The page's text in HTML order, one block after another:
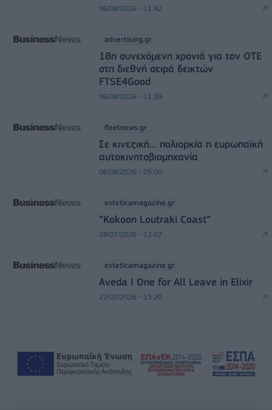
06/08/2026 - 11:42
advertising.gr
18η συνεχόμενη χρονιά για τον ΟΤΕ
στη διεθνή σειρά δεικτών
FTSE4Good
06/08/2026 - 11:39
fleetnews.gr
Σε κινεζική… πολιορκία η ευρωπαϊκή
αυτοκινητοβιομηχανία
06/08/2026 - 05:00
esteticamagazine.gr
“Kokoon Loutraki Coast”
28/07/2026 - 12:07
esteticamagazine.gr
Aveda I One for All Leave in Elixir
22/07/2026 - 13:20